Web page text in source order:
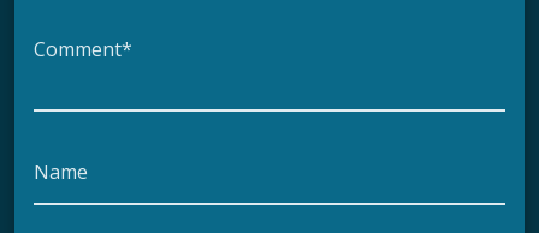
Comment*
Name